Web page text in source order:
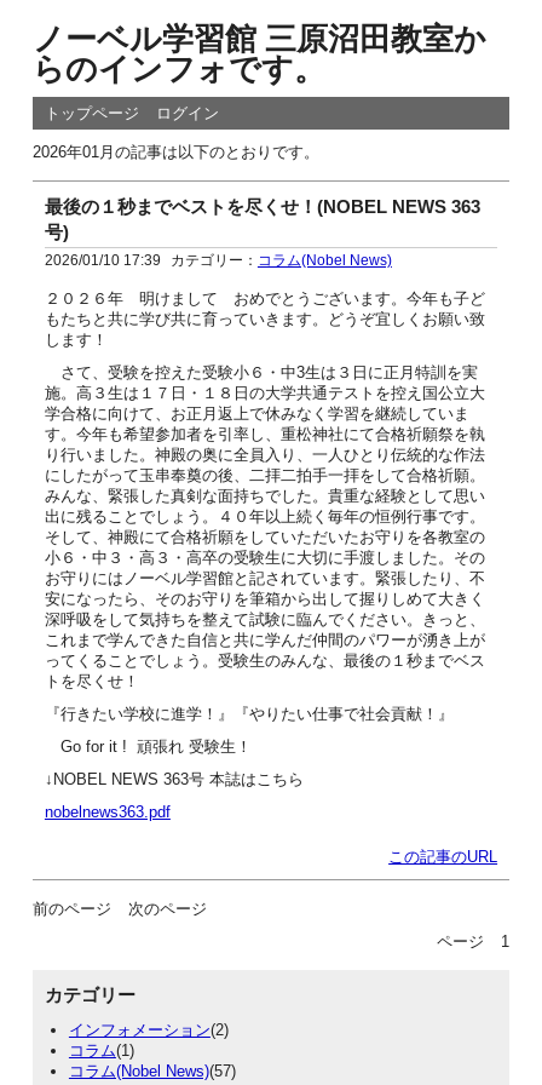
ノーベル学習館 三原沼田教室か
らのインフォです。
トップページ ログイン
2026年01月の記事は以下のとおりです。
最後の１秒までベストを尽くせ！(NOBEL NEWS 363
号)
2026/01/10 17:39 カテゴリー： コラム(Nobel News)
２０２６年 明けまして おめでとうございます。今年も子ど
もたちと共に学び共に育っていきます。どうぞ宜しくお願い致
します！
さて、受験を控えた受験小６・中3生は３日に正月特訓を実
施。高３生は１７日・１８日の大学共通テストを控え国公立大
学合格に向けて、お正月返上で休みなく学習を継続していま
す。今年も希望参加者を引率し、重松神社にて合格祈願祭を執
り行いました。神殿の奥に全員入り、一人ひとり伝統的な作法
にしたがって玉串奉奠の後、二拝二拍手一拝をして合格祈願。
みんな、緊張した真剣な面持ちでした。貴重な経験として思い
出に残ることでしょう。４０年以上続く毎年の恒例行事です。
そして、神殿にて合格祈願をしていただいたお守りを各教室の
小６・中３・高３・高卒の受験生に大切に手渡しました。その
お守りにはノーベル学習館と記されています。緊張したり、不
安になったら、そのお守りを筆箱から出して握りしめて大きく
深呼吸をして気持ちを整えて試験に臨んでください。きっと、
これまで学んできた自信と共に学んだ仲間のパワーが湧き上が
ってくることでしょう。受験生のみんな、最後の１秒までベス
トを尽くせ！
『行きたい学校に進学！』『やりたい仕事で社会貢献！』
Go for it ! 頑張れ 受験生！
↓NOBEL NEWS 363号 本誌はこちら
nobelnews363.pdf
この記事のURL
前のページ
次のページ
ページ
1
カテゴリー
インフォメーション(2)
コラム(1)
コラム(Nobel News)(57)